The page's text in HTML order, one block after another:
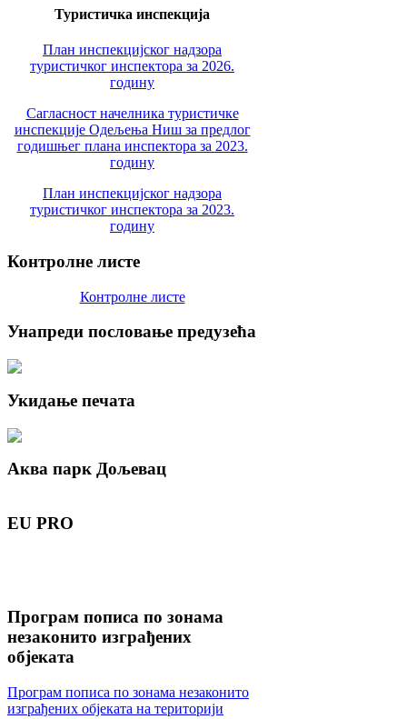
Туристичка инспекција
План инспекцијског надзора
туристичког инспектора за 2026.
годину
Сагласност начелника туристичке
инспекције Одељења Ниш за предлог
годишњег плана инспектора за 2023.
годину
План инспекцијског надзора
туристичког инспектора за 2023.
годину
Контролне листе
Контролне листе
Унапреди пословање предузећа
Укидање печата
Аква парк Дољевац
EU PRO
Програм пописа по зонама
незаконито изграђених
објеката
Програм пописа по зонама незаконито
изграђених објеката на територији